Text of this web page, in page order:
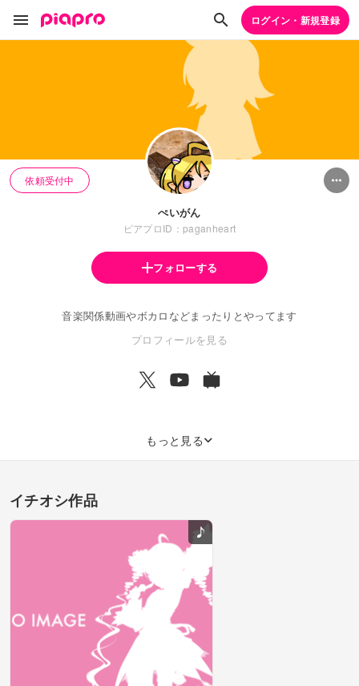
ログイン・新規登録
ぺいがん
ピアプロID：paganheart
依頼受付中
フォローする
音楽関係動画やボカロなどまったりとやってます
プロフィールを見る
もっと見る
イチオシ作品